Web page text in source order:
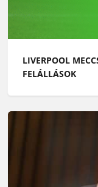
LIVERPOOL
FELÁLLÁSOK